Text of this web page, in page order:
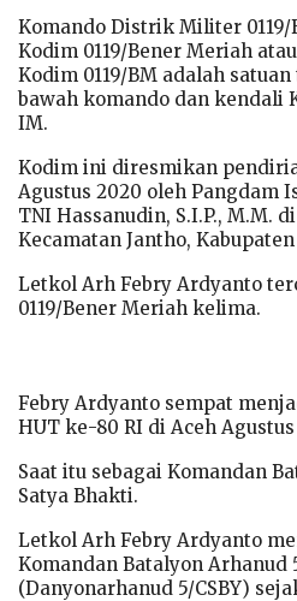
Komando Distrik Militer
Kodim 0119/Bener Meriah
Kodim 0119/BM adalah
bawah komando dan kendali
IM.
Kodim ini diresmikan
Agustus 2020 oleh Pangdam
TNI Hassanudin, S.I.P., M.M.
Kecamatan Jantho, Kabupaten
Letkol Arh Febry Ardyanto
0119/Bener Meriah kelima.
Febry Ardyanto sempat
HUT ke-80 RI di Aceh Agustus
Saat itu sebagai Komandan
Satya Bhakti.
Letkol Arh Febry Ardyanto
Komandan Batalyon Arhanud
(Danyonarhanud 5/CSBY)